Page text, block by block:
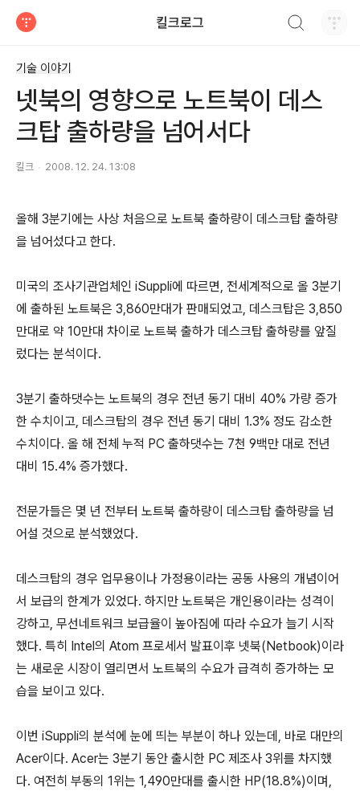
킬크로그
기술 이야기
넷북의 영향으로 노트북이 데스
크탑 출하량을 넘어서다
킬크 2008. 12. 24. 13:08
올해 3분기에는 사상 처음으로 노트북 출하량이 데스크탑 출하량
을 넘어섰다고 한다.
미국의 조사기관업체인 iSuppli에 따르면, 전세계적으로 올 3분기
에 출하된 노트북은 3,860만대가 판매되었고, 데스크탑은 3,850
만대로 약 10만대 차이로 노트북 출하가 데스크탑 출하량를 앞질
렀다는 분석이다.
3분기 출하댓수는 노트북의 경우 전년 동기 대비 40% 가량 증가
한 수치이고, 데스크탑의 경우 전년 동기 대비 1.3% 정도 감소한
수치이다. 올 해 전체 누적 PC 출하댓수는 7천 9백만 대로 전년
대비 15.4% 증가했다.
전문가들은 몇 년 전부터 노트북 출하량이 데스크탑 출하량을 넘
어설 것으로 분석했었다.
데스크탑의 경우 업무용이나 가정용이라는 공동 사용의 개념이어
서 보급의 한계가 있었다. 하지만 노트북은 개인용이라는 성격이
강하고, 무선네트워크 보급율이 높아짐에 따라 수요가 늘기 시작
했다. 특히 Intel의 Atom 프로세서 발표이후 넷북(Netbook)이라
는 새로운 시장이 열리면서 노트북의 수요가 급격히 증가하는 모
습을 보이고 있다.
이번 iSuppli의 분석에 눈에 띄는 부분이 하나 있는데, 바로 대만의
Acer이다. Acer는 3분기 동안 출시한 PC 제조사 3위를 차지했
다. 여전히 부동의 1위는 1,490만대를 출시한 HP(18.8%)이며,